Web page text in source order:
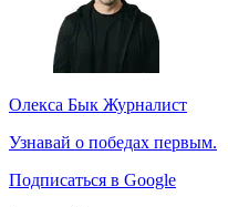
Олекса Бык Журналист
Узнавай о победах первым.
Подписаться в Google